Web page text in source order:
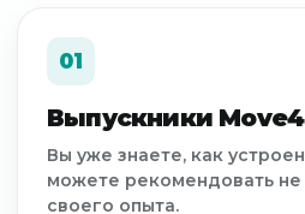
01
Выпускники
Вы уже знаете, как
можете рекомендовать не
своего опыта.